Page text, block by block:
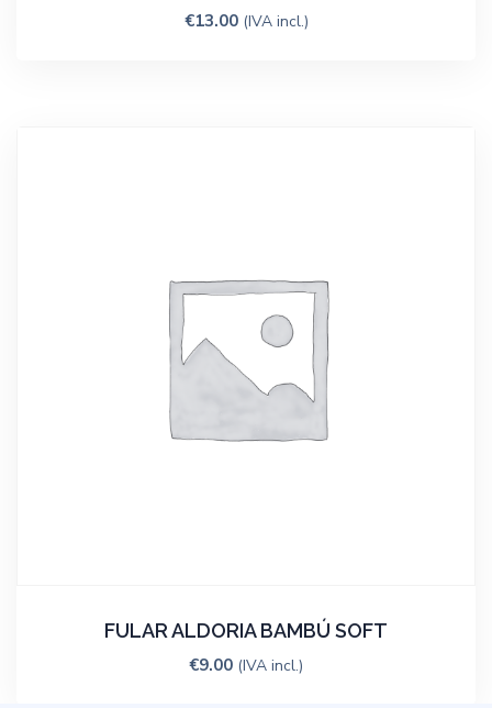
€13.00 (IVA incl.)
FULAR ALDORIA BAMBÚ SOFT
€9.00 (IVA incl.)